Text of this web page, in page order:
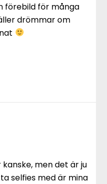
förebild för många
drömmar om
men det är ju
selfies med är mina